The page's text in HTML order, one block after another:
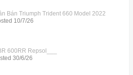
Bán Triumph Trident 660 Model 2022
10/7/26
600RR Repsol___
30/6/26